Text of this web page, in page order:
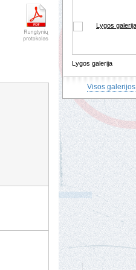
Lygos galerija
Visos galerijos